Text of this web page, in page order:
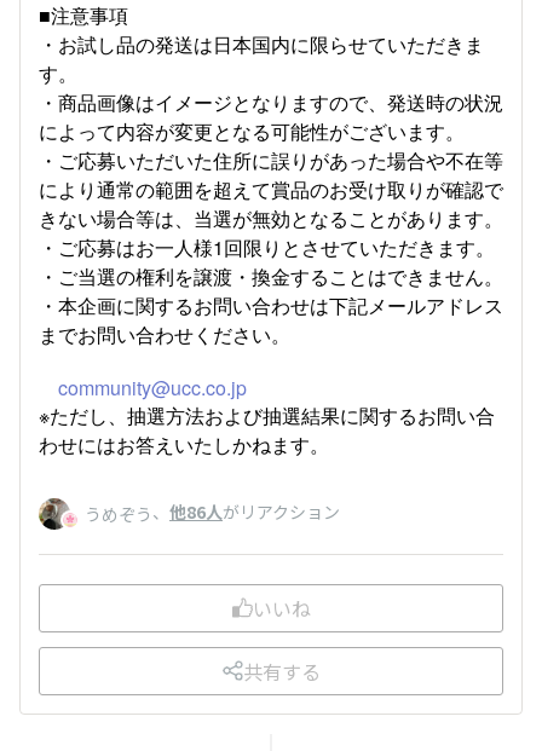
■注意事項
・お試し品の発送は日本国内に限らせていただきま
す。
・商品画像はイメージとなりますので、発送時の状況
によって内容が変更となる可能性がございます。
・ご応募いただいた住所に誤りがあった場合や不在等
により通常の範囲を超えて賞品のお受け取りが確認で
きない場合等は、当選が無効となることがあります。
・ご応募はお一人様1回限りとさせていただきます。
・ご当選の権利を譲渡・換金することはできません。
・本企画に関するお問い合わせは下記メールアドレス
までお問い合わせください。
community@ucc.co.jp
※ただし、抽選方法および抽選結果に関するお問い合
わせにはお答えいたしかねます。
うめぞう 、 他86人がリアクション
いいね
共有する